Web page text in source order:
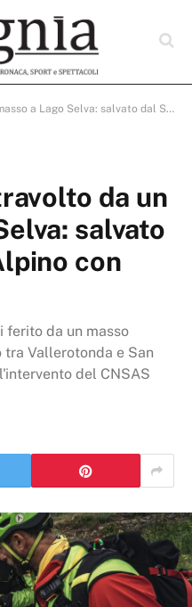
salvato dal Soccorso Alpino con l’elisoccorso
da un
salvato
con
ferito da un masso
Vallerotonda e San
del CNSAS